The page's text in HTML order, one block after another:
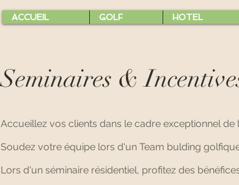
ACCUEIL GOLF HOTEL
Seminaires &
Accueillez vos clients dans le cadre exceptionnel de
Soudez votre équipe lors d'un Team bulding
Lors d'un séminaire résidentiel, profitez des